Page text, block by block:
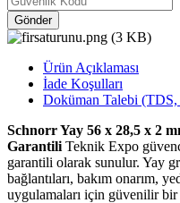
Gönder
Ürün Açıklaması
İade Koşulları
Doküman Talebi
Schnorr Yay 56 x 28,5 x 2
Garantili Teknik Expo
garantili olarak sunulur. Yay
bağlantıları, bakım onarım,
uygulamaları için güvenilir bir